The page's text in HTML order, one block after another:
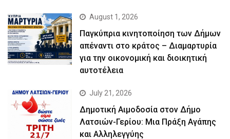
August 1, 2026
Παγκύπρια κινητοποίηση των Δήμων
απέναντι στο κράτος – Διαμαρτυρία
για την οικονομική και διοικητική
αυτοτέλεια
July 21, 2026
Δημοτική Αιμοδοσία στον Δήμο
Λατσιών-Γερίου: Μια Πράξη Αγάπης
και Αλληλεγγύης